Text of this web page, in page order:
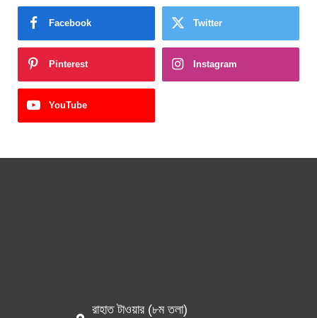
Facebook Twitter
Pinterest Instagram
YouTube
রাহাত টাওয়ার (৮ম তলা)